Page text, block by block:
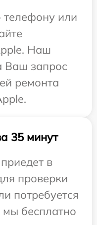
телефону или
Наш
Ваш запрос
ремонта
35 минут
в
проверки
потребуется
бесплатно